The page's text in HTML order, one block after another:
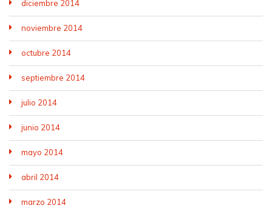
diciembre 2014
noviembre 2014
octubre 2014
septiembre 2014
julio 2014
junio 2014
mayo 2014
abril 2014
marzo 2014